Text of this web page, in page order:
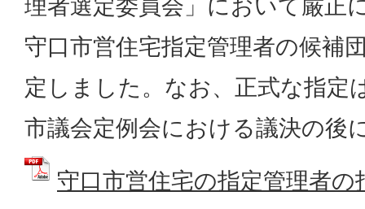
理者選定委員会」において厳正
守口市営住宅指定管理者の候補
定しました。なお、正式な指定
市議会定例会における議決の後
守口市営住宅の指定管理者